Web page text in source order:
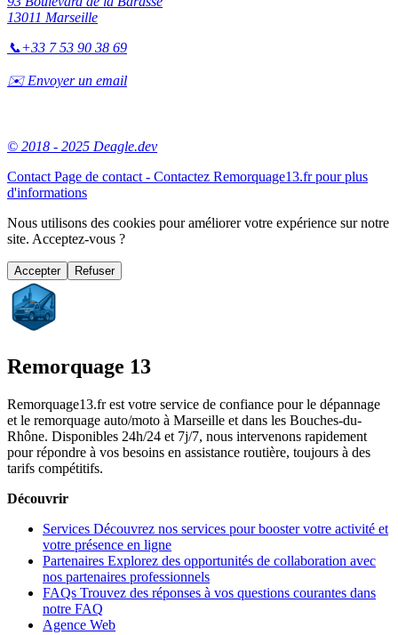
13011 Marseille
📞+33 7 53 90 38 69
✉️ Envoyer un email
© 2018 - 2025 Deagle.dev
Contact Page de contact - Contactez Remorquage13.fr pour plus
d'informations
Nous utilisons des cookies pour améliorer votre expérience sur notre
site. Acceptez-vous ?
Accepter Refuser
Remorquage 13
Remorquage13.fr est votre service de confiance pour le dépannage
et le remorquage auto/moto à Marseille et dans les Bouches-du-
Rhône. Disponibles 24h/24 et 7j/7, nous intervenons rapidement
pour répondre à vos besoins en assistance routière, toujours à des
tarifs compétitifs.
Découvrir
Services Découvrez nos services pour booster votre activité et
votre présence en ligne
Partenaires Explorez des opportunités de collaboration avec
nos partenaires professionnels
FAQs Trouvez des réponses à vos questions courantes dans
notre FAQ
Agence Web